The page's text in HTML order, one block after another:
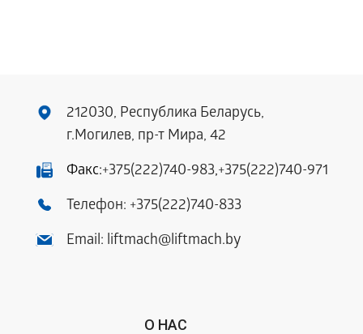
212030, Республика Беларусь,
г.Могилев, пр-т Мира, 42
Факс:+375(222)740-983,+375(222)740-971
Телефон: +375(222)740-833
Email: liftmach@liftmach.by
О НАС